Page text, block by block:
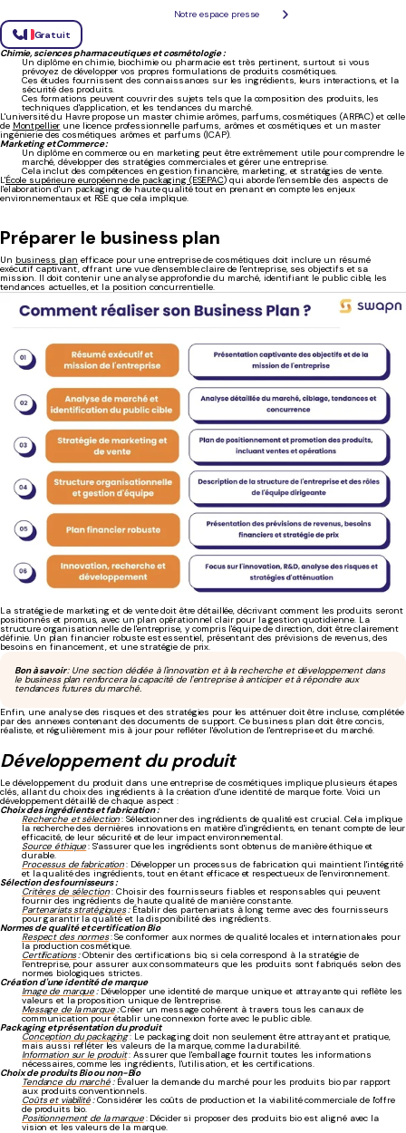
Notre espace presse
Gratuit
Pour commercialiser des produits cosmétiques, il n'y a pas de diplôme spécifique requis par la
loi. Cependant, certaines formations et compétences peuvent grandement aider à réussir
dans ce domaine. Voici quelques-unes des qualifications pertinentes :
Chimie, sciences pharmaceutiques et cosmétologie:
Un diplôme en chimie, biochimie ou pharmacie est très pertinent, surtout si vous
prévoyez de développer vos propres formulations de produits cosmétiques.
Ces études fournissent des connaissances sur les ingrédients, leurs interactions, et la
sécurité des produits.
Ces formations peuvent couvrir des sujets tels que la composition des produits, les
techniques d'application, et les tendances du marché.
L'université du Havre propose un master chimie arômes, parfums, cosmétiques (ARPAC) et celle
de Montpellier une licence professionnelle parfums, arômes et cosmétiques et un master
ingénierie des cosmétiques arômes et parfums (ICAP).
Marketing et Commerce :
Un diplôme en commerce ou en marketing peut être extrêmement utile pour comprendre le
marché, développer des stratégies commerciales et gérer une entreprise.
Cela inclut des compétences en gestion financière, marketing, et stratégies de vente.
L'École supérieure européenne de packaging (ESEPAC) qui aborde l'ensemble des aspects de
l'elaboration d'un packaging de haute qualité tout en prenant en compte les enjeux
environnementaux et RSE que cela implique.
Préparer le business plan
Un business plan efficace pour une entreprise de cosmétiques doit inclure un résumé
exécutif captivant, offrant une vue d'ensemble claire de l'entreprise, ses objectifs et sa
mission. Il doit contenir une analyse approfondie du marché, identifiant le public cible, les
tendances actuelles, et la position concurrentielle.
La stratégie de marketing et de vente doit être détaillée, décrivant comment les produits seront
positionnés et promus, avec un plan opérationnel clair pour la gestion quotidienne. La
structure organisationnelle de l'entreprise, y compris l'équipe de direction, doit être clairement
définie. Un plan financier robuste est essentiel, présentant des prévisions de revenus, des
besoins en financement, et une stratégie de prix.
Bon à savoir: Une section dédiée à l'innovation et à la recherche et développement dans
le business plan renforcera la capacité de l'entreprise à anticiper et à répondre aux
tendances futures du marché.
Enfin, une analyse des risques et des stratégies pour les atténuer doit être incluse, complétée
par des annexes contenant des documents de support. Ce business plan doit être concis,
réaliste, et régulièrement mis à jour pour refléter l'évolution de l'entreprise et du marché.
Développement du produit
Le développement du produit dans une entreprise de cosmétiques implique plusieurs étapes
clés, allant du choix des ingrédients à la création d'une identité de marque forte. Voici un
développement détaillé de chaque aspect :
Choix des ingrédients et fabrication :
Recherche et sélection: Sélectionner des ingrédients de qualité est crucial. Cela implique
la recherche des dernières innovations en matière d'ingrédients, en tenant compte de leur
efficacité, de leur sécurité et de leur impact environnemental.
Source éthique: S'assurer que les ingrédients sont obtenus de manière éthique et
durable.
Processus de fabrication: Développer un processus de fabrication qui maintient l'intégrité
et la qualité des ingrédients, tout en étant efficace et respectueux de l'environnement.
Sélection des fournisseurs :
Critères de sélection : Choisir des fournisseurs fiables et responsables qui peuvent
fournir des ingrédients de haute qualité de manière constante.
Partenariats stratégiques:Établir des partenariats à long terme avec des fournisseurs
pour garantir la qualité et la disponibilité des ingrédients.
Normes de qualité et certification Bio
Respect des normes: Se conformer aux normes de qualité locales et internationales pour
la production cosmétique.
Certifications:Obtenir des certifications bio, si cela correspond à la stratégie de
l'entreprise, pour assurer aux consommateurs que les produits sont fabriqués selon des
normes biologiques strictes.
Création d'une identité de marque
Image de marque: Développer une identité de marque unique et attrayante qui reflète les
valeurs et la proposition unique de l'entreprise.
Message de la marque:Créer un message cohérent à travers tous les canaux de
communication pour établir une connexion forte avec le public cible.
Packaging et présentation du produit
Conception du packaging: Le packaging doit non seulement être attrayant et pratique,
mais aussi refléter les valeurs de la marque, comme la durabilité.
Information sur le produit: Assurer que l'emballage fournit toutes les informations
nécessaires, comme les ingrédients, l'utilisation, et les certifications.
Choix de produits Bio ou non-Bio
Tendance du marché:Évaluer la demande du marché pour les produits bio par rapport
aux produits conventionnels.
Coûts et viabilité:Considérer les coûts de production et la viabilité commerciale de l'offre
de produits bio.
Positionnement de la marque: Décider si proposer des produits bio est aligné avec la
vision et les valeurs de la marque.